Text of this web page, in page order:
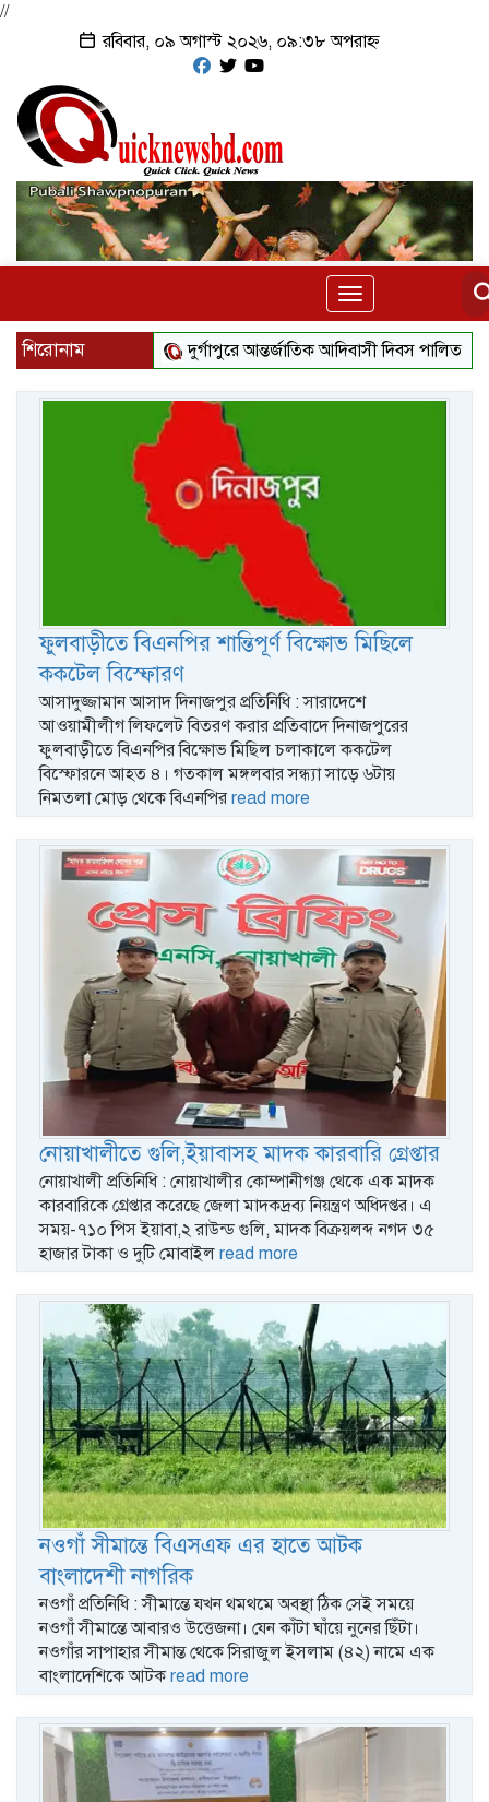
//
রবিবার, ০৯ অগাস্ট ২০২৬, ০৯:৩৮ অপরাহ্ন
Toggle
navigation
শিরোনাম দুর্গাপুরে আন্তর্জাতিক আদিবাসী দিবস পালিত নৌযান
ফুলবাড়ীতে বিএনপির শান্তিপূর্ণ বিক্ষোভ মিছিলে
ককটেল বিস্ফোরণ
আসাদুজ্জামান আসাদ দিনাজপুর প্রতিনিধি : সারাদেশে
আওয়ামীলীগ লিফলেট বিতরণ করার প্রতিবাদে দিনাজপুরের
ফুলবাড়ীতে বিএনপির বিক্ষোভ মিছিল চলাকালে ককটেল
বিস্ফোরনে আহত ৪। গতকাল মঙ্গলবার সন্ধ্যা সাড়ে ৬টায়
নিমতলা মোড় থেকে বিএনপির read more
নোয়াখালীতে গুলি,ইয়াবাসহ মাদক কারবারি গ্রেপ্তার
নোয়াখালী প্রতিনিধি : নোয়াখালীর কোম্পানীগঞ্জ থেকে এক মাদক
কারবারিকে গ্রেপ্তার করেছে জেলা মাদকদ্রব্য নিয়ন্ত্রণ অধিদপ্তর। এ
সময়-৭১০ পিস ইয়াবা,২ রাউন্ড গুলি, মাদক বিক্রয়লব্দ নগদ ৩৫
হাজার টাকা ও দুটি মোবাইল read more
নওগাঁ সীমান্তে বিএসএফ এর হাতে আটক
বাংলাদেশী নাগরিক
নওগাঁ প্রতিনিধি : সীমান্তে যখন থমথমে অবস্থা ঠিক সেই সময়ে
নওগাঁ সীমান্তে আবারও উত্তেজনা। যেন কাঁটা ঘাঁয়ে নুনের ছিঁটা।
নওগাঁর সাপাহার সীমান্ত থেকে সিরাজুল ইসলাম (৪২) নামে এক
বাংলাদেশিকে আটকread more